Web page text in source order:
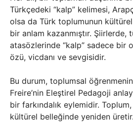
Türkçedeki “kalp” kelimesi,
olsa da Türk toplumunun kültürel
bir anlam kazanmıştır. Şiirlerde,
atasözlerinde “kalp” sadece bir
özü, vicdanı ve sevgisidir.
Bu durum, toplumsal
Freire’nin Eleştirel Pedagoji
bir farkındalık eylemidir.
kültürel belleğinde yeniden